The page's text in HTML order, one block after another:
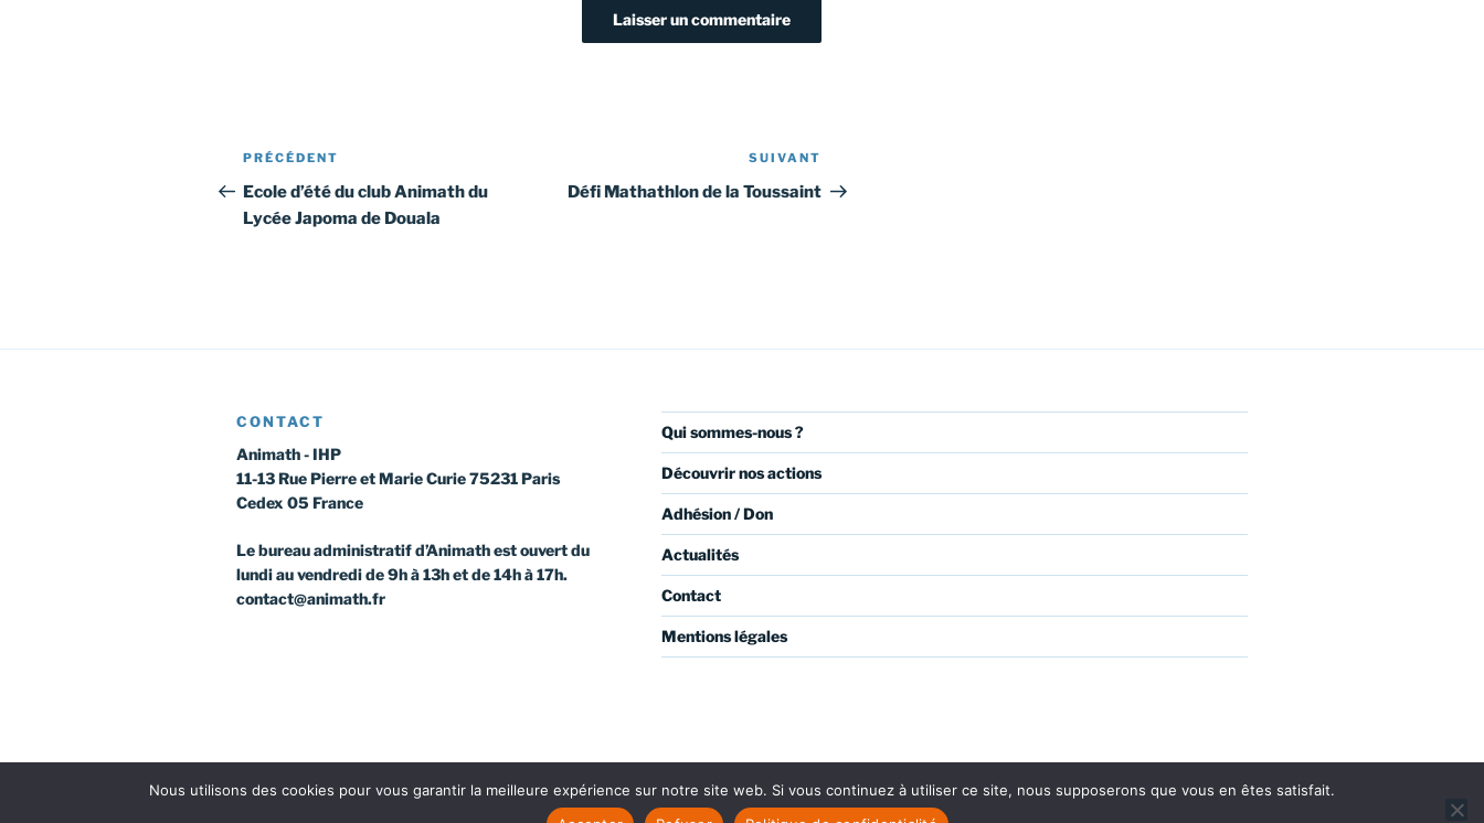
Navigation
de
l’article
Article
précédent
PRÉCÉDENT
Ecole d’été du club Animath du
Lycée Japoma de Douala
suivant
SUIVANT
Défi Mathathlon de la Toussaint
CONTACT
Animath - IHP
11-13 Rue Pierre et Marie Curie 75231 Paris
Cedex 05 France
Le bureau administratif d’Animath est ouvert du
lundi au vendredi de 9h à 13h et de 14h à 17h.
contact@animath.fr
Qui sommes-nous ?
Découvrir nos actions
Adhésion / Don
Actualités
Contact
Mentions légales
FacebookInstagramTwitterYoutubeLinkedin Politique de confidentialité Fièrement propulsé par WordPress
Nous utilisons des cookies pour vous garantir la meilleure expérience sur notre site web. Si vous continuez à utiliser ce site, nous supposerons que vous en êtes satisfait.